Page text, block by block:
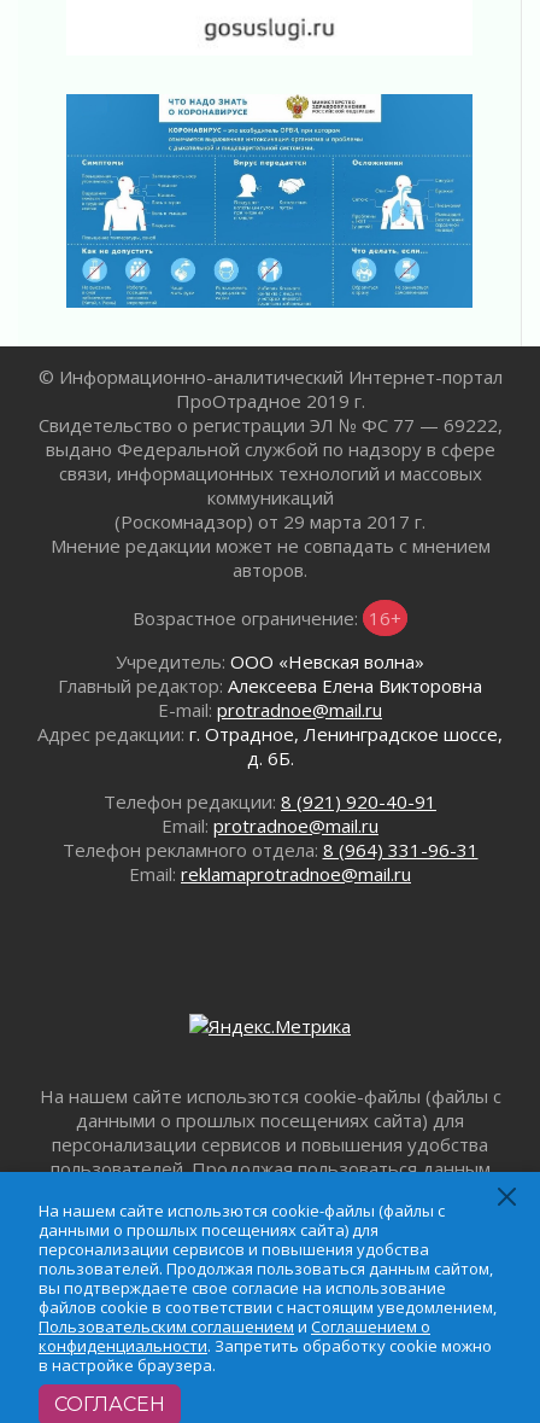
Генеральная репетиция векового юбилея
Открытое сердце и стремление делать добро
Давайте разберемся!
30 июля 2026
Круглую ригу в Гатчине отреставрируют в
2027 году
30 июля 2026
Путешествие к западным рубежам
Лаголовская общеобразовательная школа
откроется к концу сентября
Ленобласть наводит порядок на дорогах и в
перевозках
30 июля 2026
Комфортное лето: в Ленобласти 30 июля
ожидается теплая и сухая погода
30 июля 2026
Ладожский мост на трассе «Кола» полностью
закроют для движения в ночь на 31 июля
Волейболисты из Всеволожского района
представят Ленинградскую область на
всероссийском финале в Москве
30 июля 2026
ветеранов СВО стартовал в Выборге
Заблудившегося пенсионера вывели из леса в
Тосненском районе
Изменение расписания 565 автобуса
Объявлена продажа инвестиционных паев
29 июля 2026
Пик топливного кризиса в Ленинградской
области прошёл
Ленобласть вошла в двадцатку лидеров по
освещению нацпроектов в СМИ
29 июля 2026
Легкоатлеты Ленинградской области вошли в
пятерку сильнейших на Первенстве России
29 июля 2026
Сотрудница почты в Кингисеппе
инсценировала пожар после кражи почти
© Информационно-аналитический Интернет-портал
ПроОтрадное 2019 г.
Свидетельство о регистрации ЭЛ № ФС 77 — 69222,
выдано Федеральной службой по надзору в сфере
связи, информационных технологий и массовых
коммуникаций
(Роскомнадзор) от 29 марта 2017 г.
Мнение редакции может не совпадать с мнением
авторов.
Возрастное ограничение: 16+
Учредитель: ООО «Невская волна»
Главный редактор: Алексеева Елена Викторовна
E-mail: protradnoe@mail.ru
Адрес редакции: г. Отрадное, Ленинградское шоссе,
д. 6Б.
Телефон редакции: 8 (921) 920-40-91
Email: protradnoe@mail.ru
Телефон рекламного отдела: 8 (964) 331-96-31
Email: reklamaprotradnoe@mail.ru
На нашем сайте использются cookie-файлы (файлы с
данными о прошлых посещениях сайта) для
персонализации сервисов и повышения удобства
пользователей. Продолжая пользоваться данным
использование файлов cookie в соответствии с
настоящим уведомлением,Пользовательским
соглашениемиСоглашением о
конфиденциальности. Запретить обработку cookie
можно в настройке браузера.
На нашем сайте использются cookie-файлы (файлы с
данными о прошлых посещениях сайта) для
персонализации сервисов и повышения удобства
пользователей. Продолжая пользоваться данным сайтом,
вы подтверждаете свое согласие на использование
файлов cookie в соответствии с настоящим уведомлением,
Пользовательским соглашением и Соглашением о
конфиденциальности. Запретить обработку cookie можно
в настройке браузера.
СОГЛАСЕН